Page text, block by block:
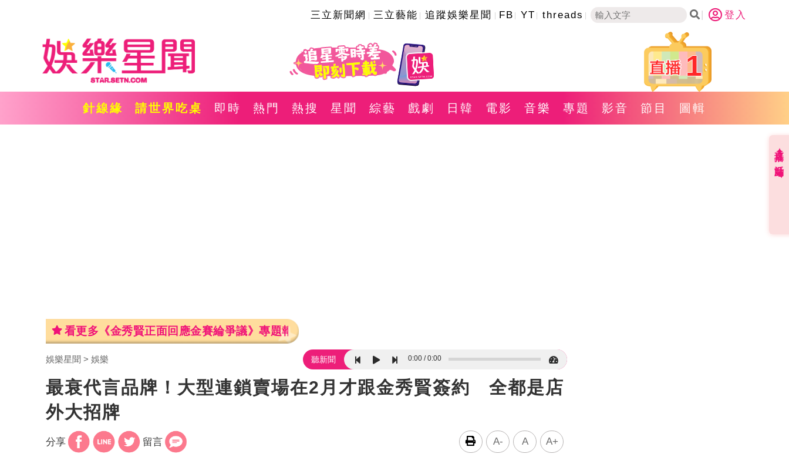
三立新聞網 三立藝能 追蹤娛樂星聞 FB YT threads 登入
1
針線緣 請世界吃桌 即時 熱門 熱搜 星聞 綜藝 戲劇 日韓 電影 音樂 專題 影音 節目 圖輯
看更多《金秀賢正面回應金賽綸爭議》專題報導
娛樂星聞 娛樂 聽新聞 0:00 0:00
最衰代言品牌！大型連鎖賣場在2月才跟金秀賢簽約 全都是店
外大招牌
分享 留言 A- A A+
直播✦活動